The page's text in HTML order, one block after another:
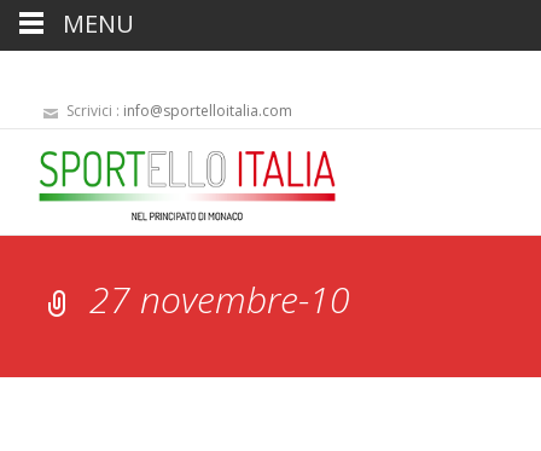
Scrivici : info@sportelloitalia.com
27 novembre-10
MENU